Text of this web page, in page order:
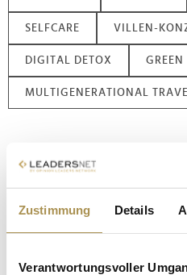
Zustimmung Details
Verantwortungsvoller
SELFCARE VILLEN-
DIGITAL DETOX GREEN
MULTIGENERATIONAL
Autor:*